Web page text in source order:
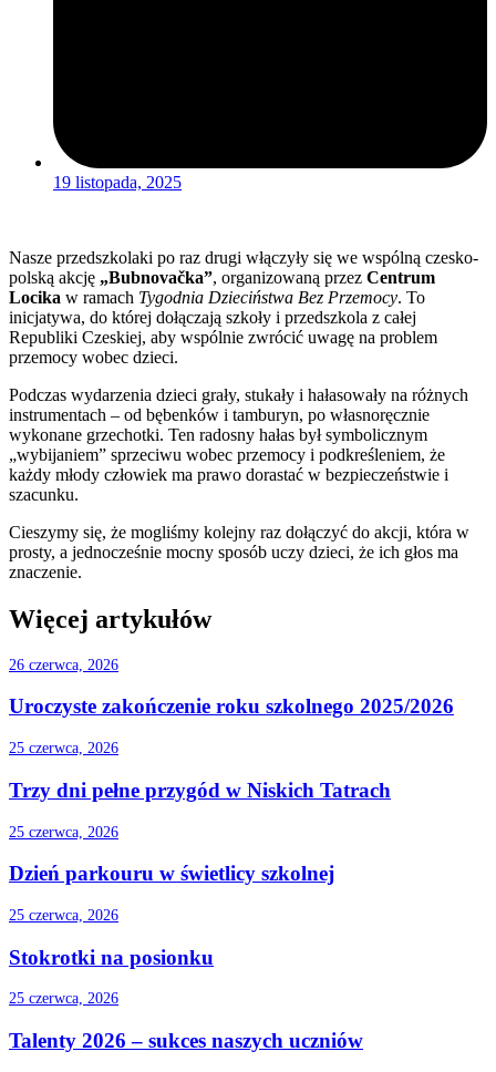
19 listopada, 2025
Nasze przedszkolaki po raz drugi włączyły się we wspólną czesko-
polską akcję „Bubnovačka”, organizowaną przez Centrum
Locika w ramach Tygodnia Dzieciństwa Bez Przemocy. To
inicjatywa, do której dołączają szkoły i przedszkola z całej
Republiki Czeskiej, aby wspólnie zwrócić uwagę na problem
przemocy wobec dzieci.
Podczas wydarzenia dzieci grały, stukały i hałasowały na różnych
instrumentach – od bębenków i tamburyn, po własnoręcznie
wykonane grzechotki. Ten radosny hałas był symbolicznym
„wybijaniem” sprzeciwu wobec przemocy i podkreśleniem, że
każdy młody człowiek ma prawo dorastać w bezpieczeństwie i
szacunku.
Cieszymy się, że mogliśmy kolejny raz dołączyć do akcji, która w
prosty, a jednocześnie mocny sposób uczy dzieci, że ich głos ma
znaczenie.
Więcej artykułów
26 czerwca, 2026
Uroczyste zakończenie roku szkolnego 2025/2026
25 czerwca, 2026
Trzy dni pełne przygód w Niskich Tatrach
25 czerwca, 2026
Dzień parkouru w świetlicy szkolnej
25 czerwca, 2026
Stokrotki na posionku
25 czerwca, 2026
Talenty 2026 – sukces naszych uczniów